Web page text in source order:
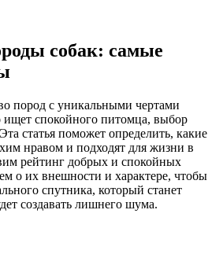
собак: самые
пород с уникальными чертами
ищет спокойного питомца, выбор
статья поможет определить, какие
нравом и подходят для жизни в
рейтинг добрых и спокойных
о их внешности и характере, чтобы
спутника, который станет
создавать лишнего шума.